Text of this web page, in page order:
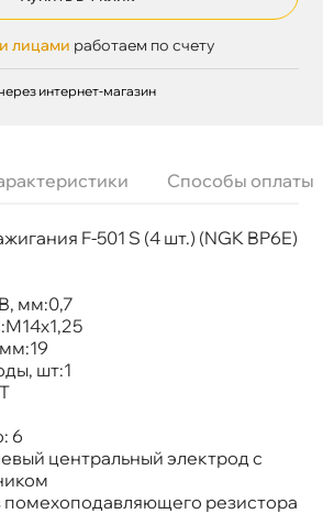
лицами работаем по счету
интернет-магазин
Способы оплаты
F-501 S (4 шт.) (NGK BP6E)
мм:0,7
шт:1
6
центральный электрод с
резистора
FINWHALE